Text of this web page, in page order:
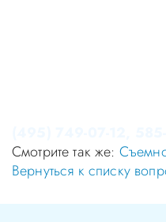
Смотрите так же:
Вернуться к списку